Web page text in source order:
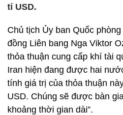
tỉ USD.
Chủ tịch Ủy ban Quốc
đồng Liên bang Nga Viktor
thỏa thuận cung cấp khí tài
Iran hiện đang được hai
tính giá trị của thỏa thuận
USD. Chúng sẽ được bàn
khoảng thời gian dài”.